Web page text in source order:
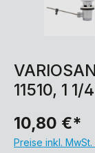
11510, 1
10,80 €*
Preise inkl.